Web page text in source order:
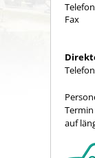
Telefon
Fax
auf